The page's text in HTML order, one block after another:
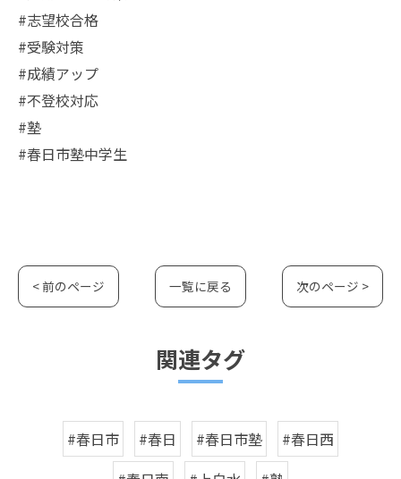
#志望校合格
#受験対策
#成績アップ
#不登校対応
#塾
#春日市塾中学生
< 前のページ 一覧に戻る 次のページ >
関連タグ
#春日市 #春日 #春日市塾
#春日西